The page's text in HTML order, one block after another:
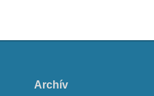
Archív